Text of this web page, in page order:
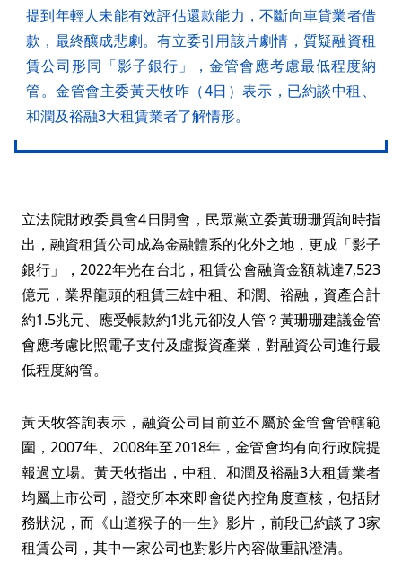
提到年輕人未能有效評估還款能力，不斷向車貸業者借
款，最終釀成悲劇。有立委引用該片劇情，質疑融資租
賃公司形同「影子銀行」，金管會應考慮最低程度納
管。金管會主委黃天牧昨（4日）表示，已約談中租、
和潤及裕融3大租賃業者了解情形。
立法院財政委員會4日開會，民眾黨立委黃珊珊質詢時指
出，融資租賃公司成為金融體系的化外之地，更成「影子
銀行」，2022年光在台北，租賃公會融資金額就達7,523
億元，業界龍頭的租賃三雄中租、和潤、裕融，資產合計
約1.5兆元、應受帳款約1兆元卻沒人管？黃珊珊建議金管
會應考慮比照電子支付及虛擬資產業，對融資公司進行最
低程度納管。
黃天牧答詢表示，融資公司目前並不屬於金管會管轄範
圍，2007年、2008年至2018年，金管會均有向行政院提
報過立場。黃天牧指出，中租、和潤及裕融3大租賃業者
均屬上市公司，證交所本來即會從內控角度查核，包括財
務狀況，而《山道猴子的一生》影片，前段已約談了3家
租賃公司，其中一家公司也對影片內容做重訊澄清。